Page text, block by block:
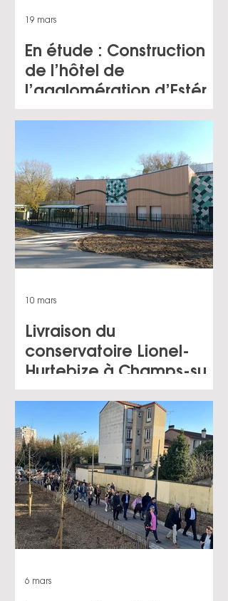
En étude : Construction
de l’hôtel de
l’agglomération d’Estérel
Côte d’Azur
19 mars
Livraison du
conservatoire Lionel-
Hurtebize à Champs-sur-
Marne (77) pour le
compte de CAPVM
10 mars
6 mars